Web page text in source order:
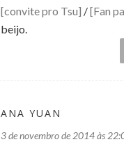
[convite pro Tsu] /[Fan
beijo.
ANA YUAN
3 de novembro de 2014 às